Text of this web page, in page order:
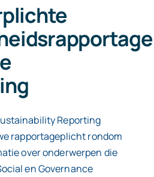
Reporting
rapportageplicht rondom
over onderwerpen die
en Governance